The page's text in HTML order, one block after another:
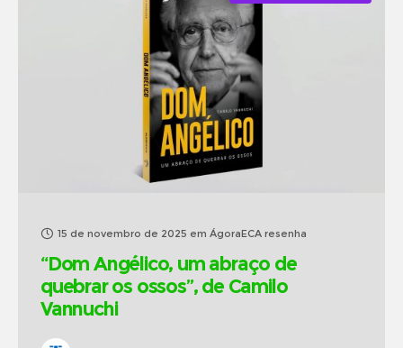
15 de novembro de 2025 em ÁgoraECA resenha
“Dom Angélico, um abraço de
quebrar os ossos”, de Camilo
Vannuchi